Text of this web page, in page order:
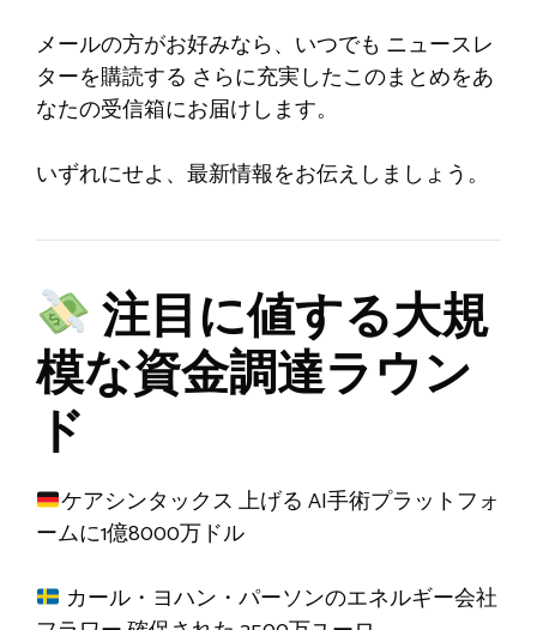
メールの方がお好みなら、いつでも ニュースレ
ターを購読する さらに充実したこのまとめをあ
なたの受信箱にお届けします。
いずれにせよ、最新情報をお伝えしましょう。
注目に値する大規
模な資金調達ラウン
ド
ケアシンタックス 上げる AI手術プラットフォ
ームに1億8000万ドル
カール・ヨハン・パーソンのエネルギー会社